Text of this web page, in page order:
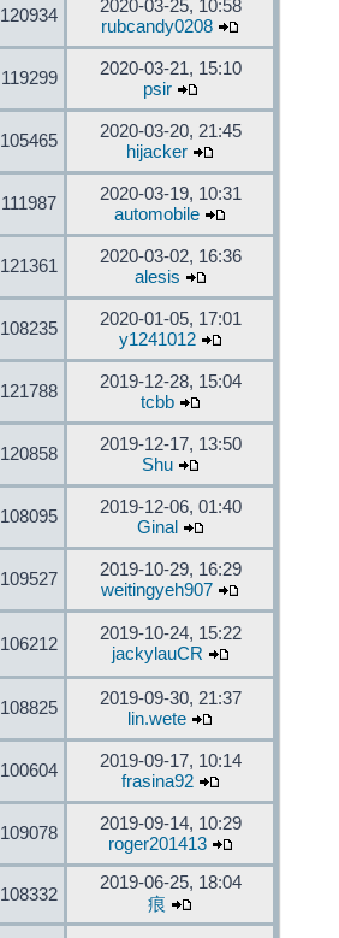
120934
2020-03-25, 10:58
rubcandy0208
119299
2020-03-21, 15:10
psir
105465
2020-03-20, 21:45
hijacker
111987
2020-03-19, 10:31
automobile
121361
2020-03-02, 16:36
alesis
108235
2020-01-05, 17:01
y1241012
121788
2019-12-28, 15:04
tcbb
120858
2019-12-17, 13:50
Shu
108095
2019-12-06, 01:40
Ginal
109527
2019-10-29, 16:29
weitingyeh907
106212
2019-10-24, 15:22
jackylauCR
108825
2019-09-30, 21:37
lin.wete
100604
2019-09-17, 10:14
frasina92
109078
2019-09-14, 10:29
roger201413
108332
2019-06-25, 18:04
痕